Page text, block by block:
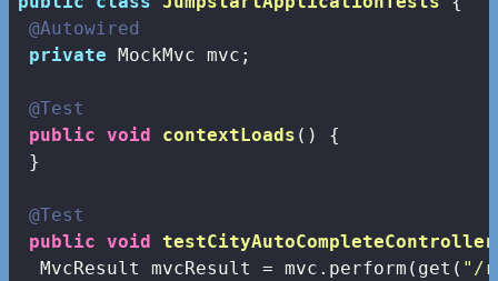
@Autowired
private MockMvc mvc;
@Test
public void contextLoads ()
{
}
@Test
public void testCityAutoCompleteController
  MvcResult mvcResult = mvc.perform(get(
"/